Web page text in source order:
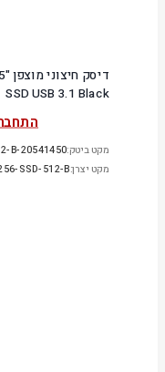
SSD USB 3.1 Black
מקט ביטק:20541450-DA2-B
מקט יצרן:SSD-512-B